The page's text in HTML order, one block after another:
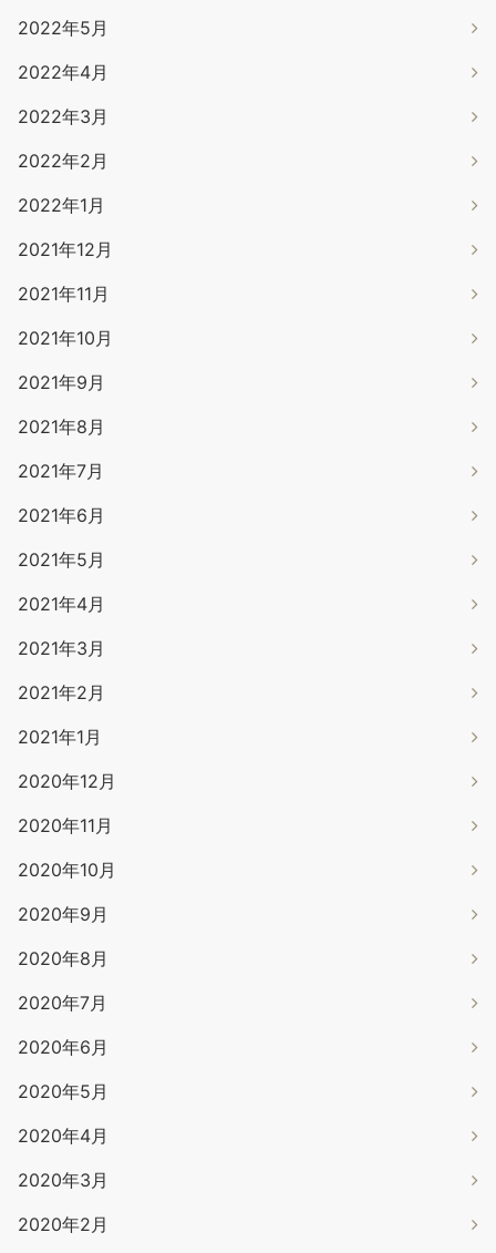
2022年5月
2022年4月
2022年3月
2022年2月
2022年1月
2021年12月
2021年11月
2021年10月
2021年9月
2021年8月
2021年7月
2021年6月
2021年5月
2021年4月
2021年3月
2021年2月
2021年1月
2020年12月
2020年11月
2020年10月
2020年9月
2020年8月
2020年7月
2020年6月
2020年5月
2020年4月
2020年3月
2020年2月